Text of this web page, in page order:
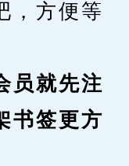
方便等
就先注
书签更方